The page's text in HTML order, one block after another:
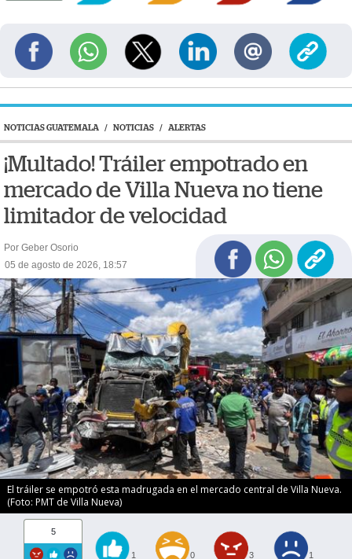
NOTICIAS GUATEMALA / NOTICIAS / ALERTAS
¡Multado! Tráiler empotrado en
mercado de Villa Nueva no tiene
limitador de velocidad
Por Geber Osorio
05 de agosto de 2026, 18:57
El tráiler se empotró esta madrugada en el mercado central de Villa Nueva.
(Foto: PMT de Villa Nueva)
5
1 0 3 1